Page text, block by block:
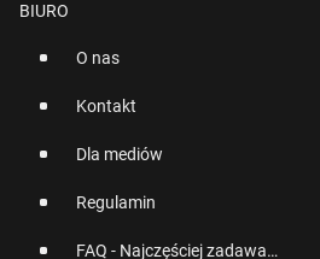
BIURO
O nas
Kontakt
Dla mediów
Regulamin
FAQ - Najczęściej zadawane pytania